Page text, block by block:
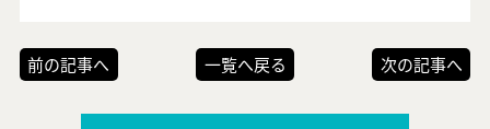
前の記事へ 一覧へ戻る 次の記事へ